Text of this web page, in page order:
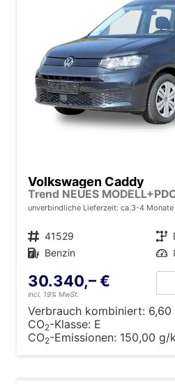
Volkswagen Caddy
unverbindliche Lieferzeit: ca.3-4 Monate
Fahrzeugnr. 41529 Getriebe
Kraftstoff Benzin Leistung
30.340,– €
incl. 19% MwSt.
Verbrauch kombiniert: 6,60
CO2-Klasse: E
CO2-Emissionen: 150,00 g/